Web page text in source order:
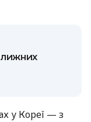
у Кореї — з